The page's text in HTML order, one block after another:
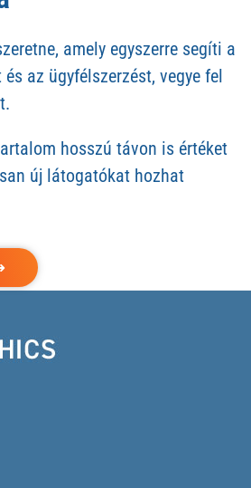
amely egyszerre segíti a
és az ügyfélszerzést, vegye fel
hosszú távon is értéket
új látogatókat hozhat